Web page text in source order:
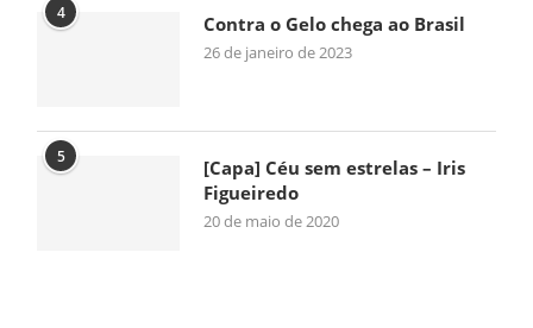
4 Contra o Gelo chega ao Brasil
26 de janeiro de 2023
5
[Capa] Céu sem estrelas – Iris
Figueiredo
20 de maio de 2020